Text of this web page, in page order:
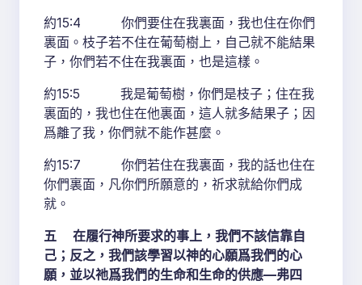
約15:4 你們要住在我裏面，我也住在你們
裏面。枝子若不住在葡萄樹上，自己就不能結果
子，你們若不住在我裏面，也是這樣。
約15:5 我是葡萄樹，你們是枝子；住在我
裏面的，我也住在他裏面，這人就多結果子；因
爲離了我，你們就不能作甚麼。
約15:7 你們若住在我裏面，我的話也住在
你們裏面，凡你們所願意的，祈求就給你們成
就。
五 在履行神所要求的事上，我們不該信靠自
己；反之，我們該學習以神的心願爲我們的心
願，並以祂爲我們的生命和生命的供應—弗四